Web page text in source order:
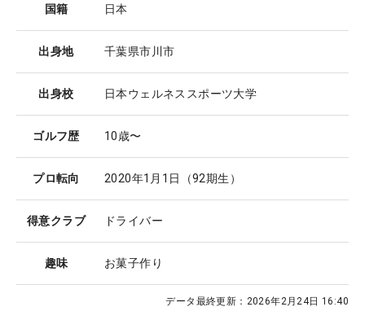
国籍 日本
出身地 千葉県市川市
出身校 日本ウェルネススポーツ大学
ゴルフ歴 10歳〜
プロ転向 2020年1月1日（92期生）
得意クラブ ドライバー
趣味 お菓子作り
データ最終更新： 2026年2月24日 16:40